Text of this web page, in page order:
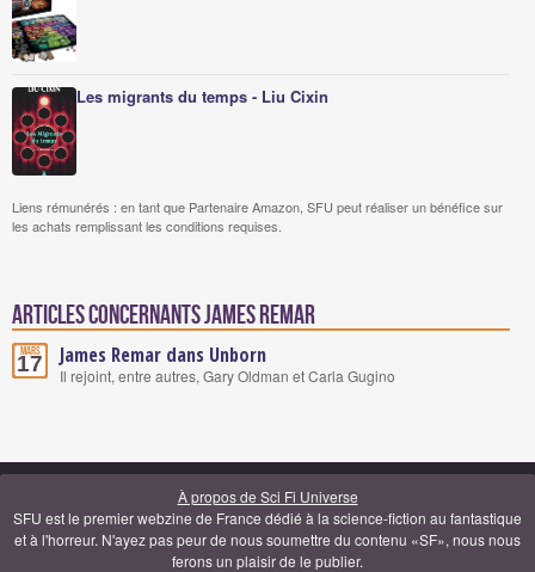
Les migrants du temps - Liu Cixin
Liens rémunérés : en tant que Partenaire Amazon, SFU peut réaliser un bénéfice sur
les achats remplissant les conditions requises.
Articles concernants James Remar
Mars
17 James Remar dans Unborn
Il rejoint, entre autres, Gary Oldman et Carla Gugino
À propos de Sci Fi Universe
SFU est le premier webzine de France dédié à la science-fiction au fantastique
et à l'horreur. N'ayez pas peur de nous soumettre du contenu «SF», nous nous
ferons un plaisir de le publier.